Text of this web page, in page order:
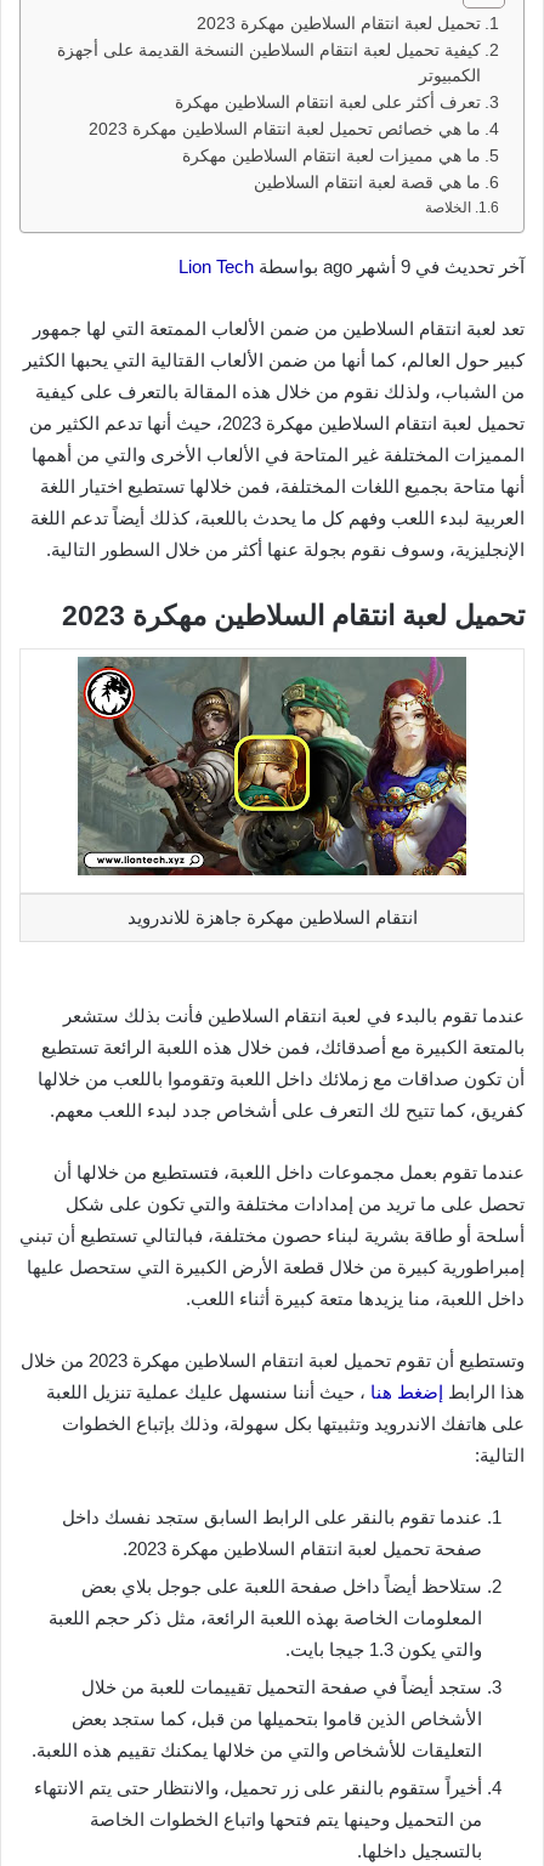
تحميل لعبة انتقام السلاطين مهكرة 2023
كيفية تحميل لعبة انتقام السلاطين النسخة القديمة على أجهزة
الكمبيوتر
تعرف أكثر على لعبة انتقام السلاطين مهكرة
ما هي خصائص تحميل لعبة انتقام السلاطين مهكرة 2023
ما هي مميزات لعبة انتقام السلاطين مهكرة
ما هي قصة لعبة انتقام السلاطين
الخلاصة
آخر تحديث في 9 أشهر ago بواسطة Lion Tech
تعد لعبة انتقام السلاطين من ضمن الألعاب الممتعة التي لها جمهور
كبير حول العالم، كما أنها من ضمن الألعاب القتالية التي يحبها الكثير
من الشباب، ولذلك نقوم من خلال هذه المقالة بالتعرف على كيفية
تحميل لعبة انتقام السلاطين مهكرة 2023، حيث أنها تدعم الكثير من
المميزات المختلفة غير المتاحة في الألعاب الأخرى والتي من أهمها
أنها متاحة بجميع اللغات المختلفة، فمن خلالها تستطيع اختيار اللغة
العربية لبدء اللعب وفهم كل ما يحدث باللعبة، كذلك أيضاً تدعم اللغة
الإنجليزية، وسوف نقوم بجولة عنها أكثر من خلال السطور التالية.
تحميل لعبة انتقام السلاطين مهكرة 2023
انتقام السلاطين مهكرة جاهزة للاندرويد
عندما تقوم بالبدء في لعبة انتقام السلاطين فأنت بذلك ستشعر
بالمتعة الكبيرة مع أصدقائك، فمن خلال هذه اللعبة الرائعة تستطيع
أن تكون صداقات مع زملائك داخل اللعبة وتقوموا باللعب من خلالها
كفريق، كما تتيح لك التعرف على أشخاص جدد لبدء اللعب معهم.
عندما تقوم بعمل مجموعات داخل اللعبة، فتستطيع من خلالها أن
تحصل على ما تريد من إمدادات مختلفة والتي تكون على شكل
أسلحة أو طاقة بشرية لبناء حصون مختلفة، فبالتالي تستطيع أن تبني
إمبراطورية كبيرة من خلال قطعة الأرض الكبيرة التي ستحصل عليها
داخل اللعبة، منا يزيدها متعة كبيرة أثناء اللعب.
وتستطيع أن تقوم تحميل لعبة انتقام السلاطين مهكرة 2023 من خلال
هذا الرابط إضغط هنا ، حيث أننا سنسهل عليك عملية تنزيل اللعبة
على هاتفك الاندرويد وتثبيتها بكل سهولة، وذلك بإتباع الخطوات
التالية:
عندما تقوم بالنقر على الرابط السابق ستجد نفسك داخل
صفحة تحميل لعبة انتقام السلاطين مهكرة 2023.
ستلاحظ أيضاً داخل صفحة اللعبة على جوجل بلاي بعض
المعلومات الخاصة بهذه اللعبة الرائعة، مثل ذكر حجم اللعبة
والتي يكون 1.3 جيجا بايت.
ستجد أيضاً في صفحة التحميل تقييمات للعبة من خلال
الأشخاص الذين قاموا بتحميلها من قبل، كما ستجد بعض
التعليقات للأشخاص والتي من خلالها يمكنك تقييم هذه اللعبة.
أخيراً ستقوم بالنقر على زر تحميل، والانتظار حتى يتم الانتهاء
من التحميل وحينها يتم فتحها واتباع الخطوات الخاصة
بالتسجيل داخلها.